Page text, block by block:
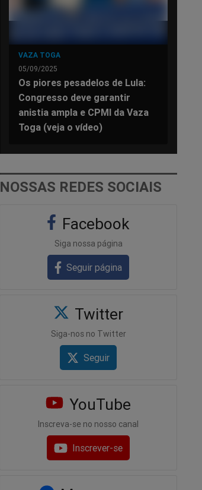
VAZA TOGA
05/09/2025
Os piores pesadelos de Lula:
Congresso deve garantir
anistia ampla e CPMI da Vaza
Toga (veja o vídeo)
NOSSAS REDES SOCIAIS
Facebook
Siga nossa página
Seguir página
Twitter
Siga-nos no Twitter
Seguir
YouTube
Inscreva-se no nosso canal
Inscrever-se